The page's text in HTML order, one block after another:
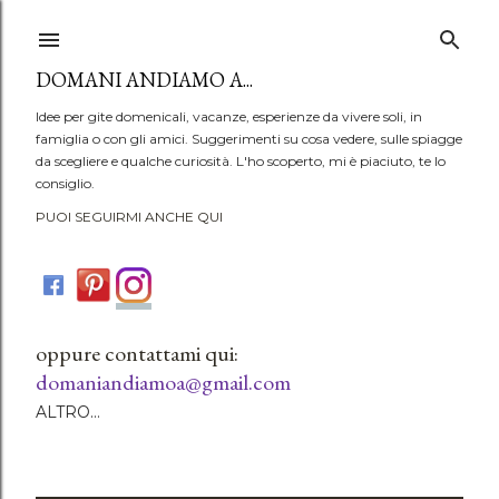
DOMANI ANDIAMO A...
Idee per gite domenicali, vacanze, esperienze da vivere soli, in
famiglia o con gli amici. Suggerimenti su cosa vedere, sulle spiagge
da scegliere e qualche curiosità. L'ho scoperto, mi è piaciuto, te lo
consiglio.
PUOI SEGUIRMI ANCHE QUI
oppure contattami qui:
domaniandiamoa@gmail.com
ALTRO…